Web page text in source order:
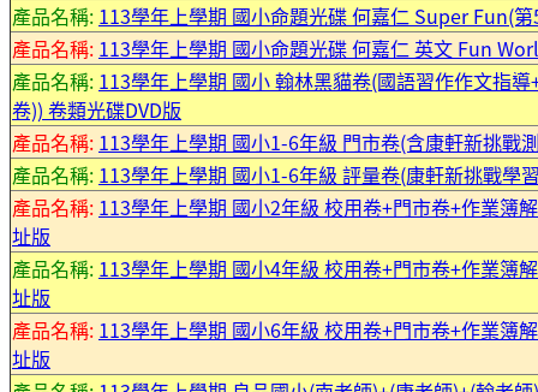
產品名稱: 113學年上學期 國小命題光碟 何嘉仁 Super Fun(
產品名稱: 113學年上學期 國小命題光碟 何嘉仁 英文 Fun
產品名稱: 113學年上學期 國小 翰林黑貓卷(國語習作作文指
卷)) 卷類光碟DVD版
產品名稱: 113學年上學期 國小1-6年級 門市卷(含康軒新挑戰
產品名稱: 113學年上學期 國小1-6年級 評量卷(康軒新挑戰學
產品名稱: 113學年上學期 國小2年級 校用卷+門市卷+作業簿
址版
產品名稱: 113學年上學期 國小4年級 校用卷+門市卷+作業簿
址版
產品名稱: 113學年上學期 國小6年級 校用卷+門市卷+作業簿
址版